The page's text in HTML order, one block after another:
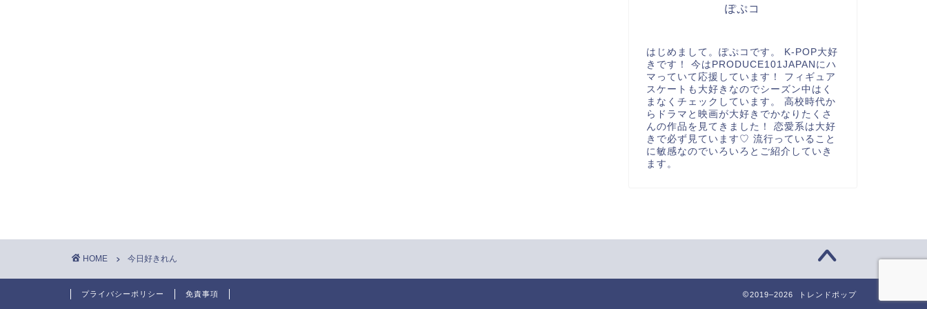
ぽぷコ
はじめまして。ぽぷコです。 K-POP大好
きです！ 今はPRODUCE101JAPANにハ
マっていて応援しています！ フィギュア
スケートも大好きなのでシーズン中はく
まなくチェックしています。 高校時代か
らドラマと映画が大好きでかなりたくさ
んの作品を見てきました！ 恋愛系は大好
きで必ず見ています♡ 流行っていること
に敏感なのでいろいろとご紹介していき
ます。
HOME 今日好きれん
プライバシーポリシー 免責事項 2019–2026 トレンドポップ